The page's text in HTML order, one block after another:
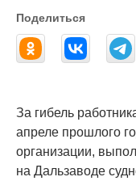
Поделиться
За гибель
апреле прошлого
организации,
на Дальзаводе